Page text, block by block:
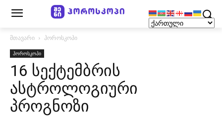
მთავარი ჰოროსკოპი
ჰოროსკოპი
16 სექტემბრის
ასტროლოგიური
პროგნოზი